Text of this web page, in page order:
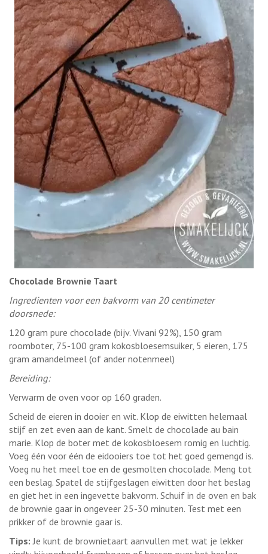
Chocolade Brownie Taart
Ingredienten voor een bakvorm van 20 centimeter
doorsnede:
120 gram pure chocolade (bijv. Vivani 92%), 150 gram
roomboter, 75-100 gram kokosbloesemsuiker, 5 eieren, 175
gram amandelmeel (of ander notenmeel)
Bereiding:
Verwarm de oven voor op 160 graden.
Scheid de eieren in dooier en wit. Klop de eiwitten helemaal
stijf en zet even aan de kant. Smelt de chocolade au bain
marie. Klop de boter met de kokosbloesem romig en luchtig.
Voeg één voor één de eidooiers toe tot het goed gemengd is.
Voeg nu het meel toe en de gesmolten chocolade. Meng tot
een beslag. Spatel de stijfgeslagen eiwitten door het beslag
en giet het in een ingevette bakvorm. Schuif in de oven en bak
de brownie gaar in ongeveer 25-30 minuten. Test met een
prikker of de brownie gaar is.
Tips: Je kunt de brownietaart aanvullen met wat je lekker